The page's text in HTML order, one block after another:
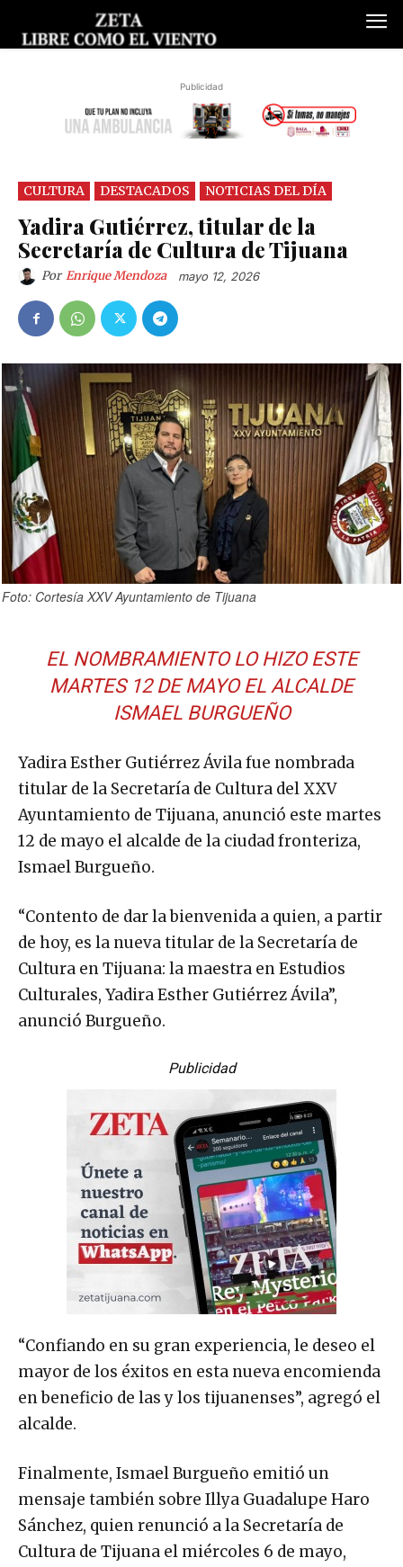
Publicidad
CULTURA DESTACADOS NOTICIAS DEL DÍA
Yadira Gutiérrez, titular de la
Secretaría de Cultura de Tijuana
Por Enrique Mendoza mayo 12, 2026
Foto: Cortesía XXV Ayuntamiento de Tijuana
EL NOMBRAMIENTO LO HIZO ESTE
MARTES 12 DE MAYO EL ALCALDE
ISMAEL BURGUEÑO
Yadira Esther Gutiérrez Ávila fue nombrada
titular de la Secretaría de Cultura del XXV
Ayuntamiento de Tijuana, anunció este martes
12 de mayo el alcalde de la ciudad fronteriza,
Ismael Burgueño.
“Contento de dar la bienvenida a quien, a partir
de hoy, es la nueva titular de la Secretaría de
Cultura en Tijuana: la maestra en Estudios
Culturales, Yadira Esther Gutiérrez Ávila”,
anunció Burgueño.
Publicidad
“Confiando en su gran experiencia, le deseo el
mayor de los éxitos en esta nueva encomienda
en beneficio de las y los tijuanenses”, agregó el
alcalde.
Finalmente, Ismael Burgueño emitió un
mensaje también sobre Illya Guadalupe Haro
Sánchez, quien renunció a la Secretaría de
Cultura de Tijuana el miércoles 6 de mayo,